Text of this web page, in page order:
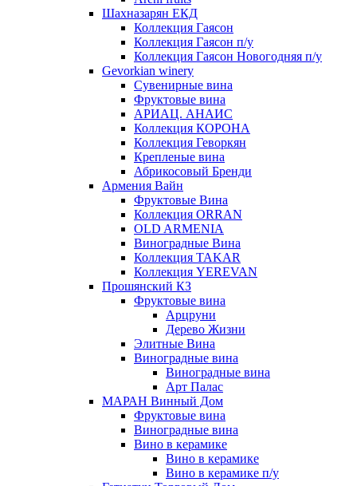
Шахназарян ЕКД
Коллекция Гаясон
Коллекция Гаясон п/у
Коллекция Гаясон Новогодняя п/у
Gevorkian winery
Сувенирные вина
Фруктовые вина
АРИАЦ. АНАИС
Коллекция КОРОНА
Коллекция Геворкян
Крепленые вина
Абрикосовый Бренди
Армения Вайн
Фруктовые Вина
Коллекция ORRAN
OLD ARMENIA
Виноградные Вина
Коллекция TAKAR
Коллекция YEREVAN
Прошянский КЗ
Фруктовые вина
Арцруни
Дерево Жизни
Элитные Вина
Виноградные вина
Виноградные вина
Арт Палас
МАРАН Винный Дом
Фруктовые вина
Виноградные вина
Вино в керамике
Вино в керамике
Вино в керамике п/у